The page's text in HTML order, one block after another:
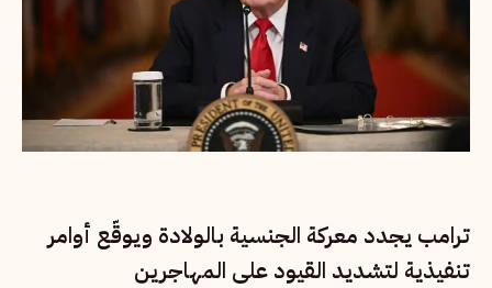
ترامب يجدد معركة الجنسية بالولادة ويوقّع أوامر
تنفيذية لتشديد القيود على المهاجرين